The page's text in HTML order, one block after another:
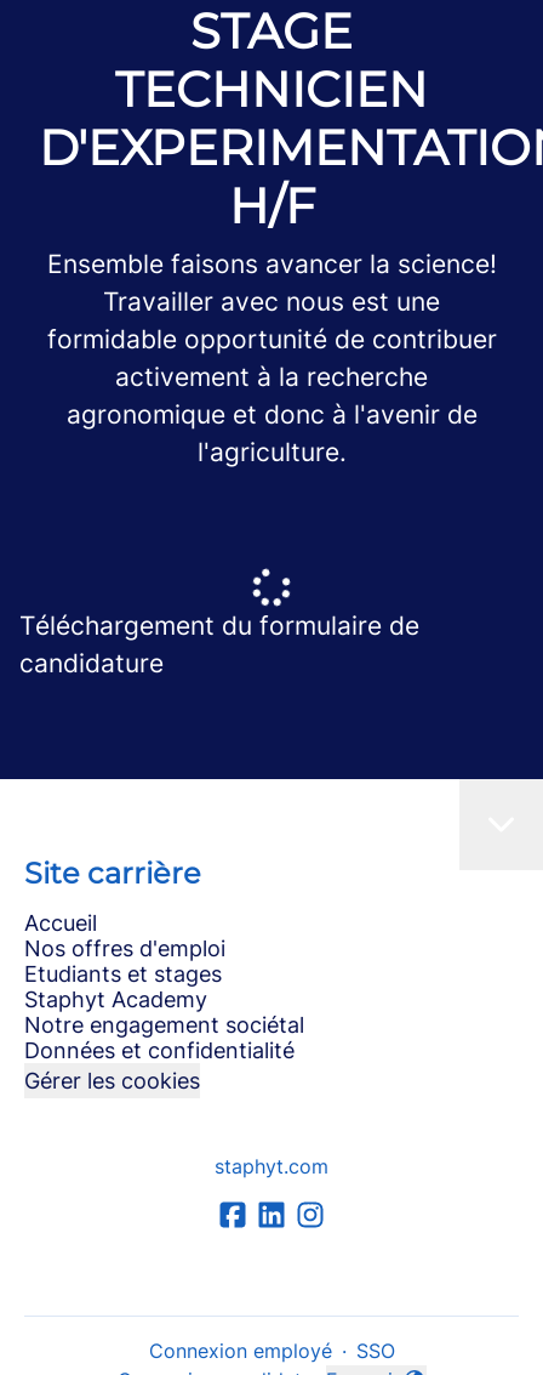
STAGE
TECHNICIEN
H/F
Ensemble faisons avancer la science!
Travailler avec nous est une
formidable opportunité de contribuer
activement à la recherche
agronomique et donc à l'avenir de
l'agriculture.
Téléchargement du formulaire de
candidature
Site carrière
Accueil
Nos offres d'emploi
Etudiants et stages
Staphyt Academy
Notre engagement sociétal
Données et confidentialité
Gérer les cookies
staphyt.com
Connexion employé · SSO